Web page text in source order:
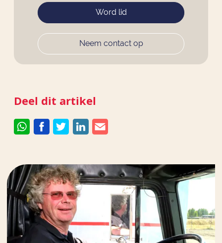
Word lid
Neem contact op
Deel dit artikel